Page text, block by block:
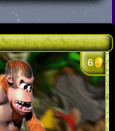
6